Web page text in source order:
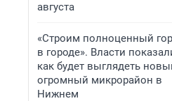
августа
«Строим полноценный
в городе». Власти
как будет выглядеть
огромный микрорайон в
Нижнем